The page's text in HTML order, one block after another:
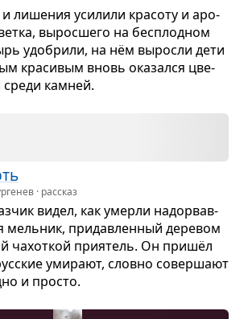
и лише­ния уси­лили кра­соту и аро­
вырос­шего на бес­плод­ном
удо­брили, на нём выросли дети
кра­си­вым вновь ока­зался цве­
кам­ней.
· рассказ
видел, как умерли надо­рвав­
мель­ник, при­дав­лен­ный дере­вом
чахот­кой при­я­тель. Он пришёл
уми­рают, словно совер­шают
и про­сто.